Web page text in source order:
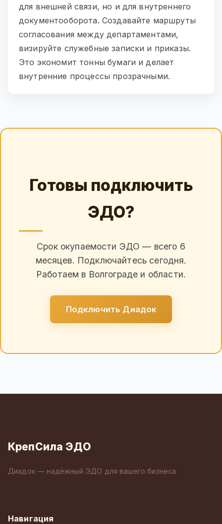
для внешней связи, но и для внутреннего
документооборота. Создавайте маршруты
согласования между департаментами,
визируйте служебные записки и приказы.
Это экономит тонны бумаги и делает
внутренние процессы прозрачными.
Готовы подключить
ЭДО?
Срок окупаемости ЭДО — всего 6
месяцев. Подключайтесь сегодня.
Работаем в Волгограде и области.
Подключить Диадок
КрепСила ЭДО
Диадок — надёжный ЭДО для вашего бизнеса
Навигация